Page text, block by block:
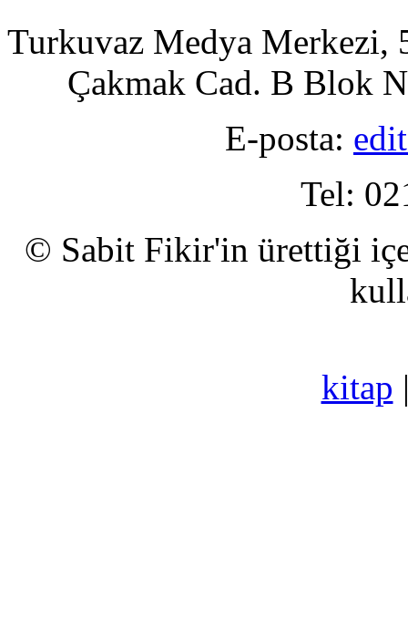
Turkuvaz Medya Merkezi,
Çakmak Cad. B Blok
E-posta:
Tel:
© Sabit Fikir'in ürettiği
kitap